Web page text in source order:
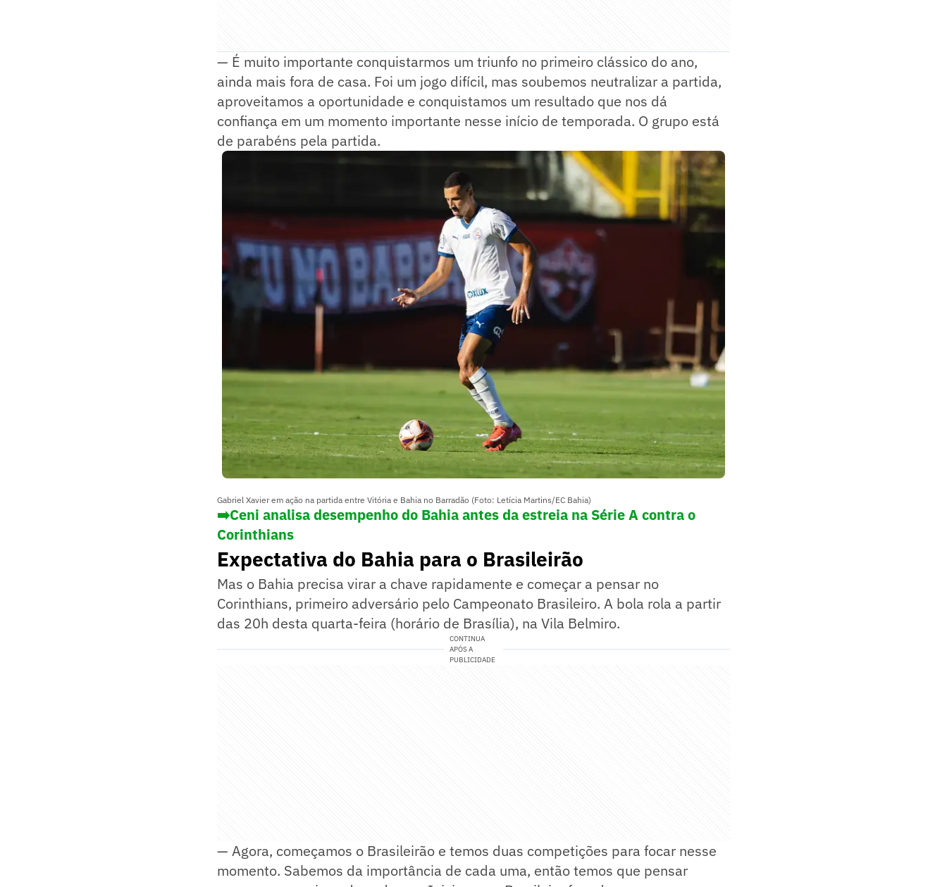
— É muito importante conquistarmos um triunfo no primeiro clássico do ano,
ainda mais fora de casa. Foi um jogo difícil, mas soubemos neutralizar a partida,
aproveitamos a oportunidade e conquistamos um resultado que nos dá
confiança em um momento importante nesse início de temporada. O grupo está
de parabéns pela partida.
Gabriel Xavier em ação na partida entre Vitória e Bahia no Barradão (Foto: Letícia Martins/EC Bahia)
➡️Ceni analisa desempenho do Bahia antes da estreia na Série A contra o
Corinthians
Expectativa do Bahia para o Brasileirão
Mas o Bahia precisa virar a chave rapidamente e começar a pensar no
Corinthians, primeiro adversário pelo Campeonato Brasileiro. A bola rola a partir
das 20h desta quarta-feira (horário de Brasília), na Vila Belmiro.
CONTINUA
APÓS A
PUBLICIDADE
— Agora, começamos o Brasileirão e temos duas competições para focar nesse
momento. Sabemos da importância de cada uma, então temos que pensar